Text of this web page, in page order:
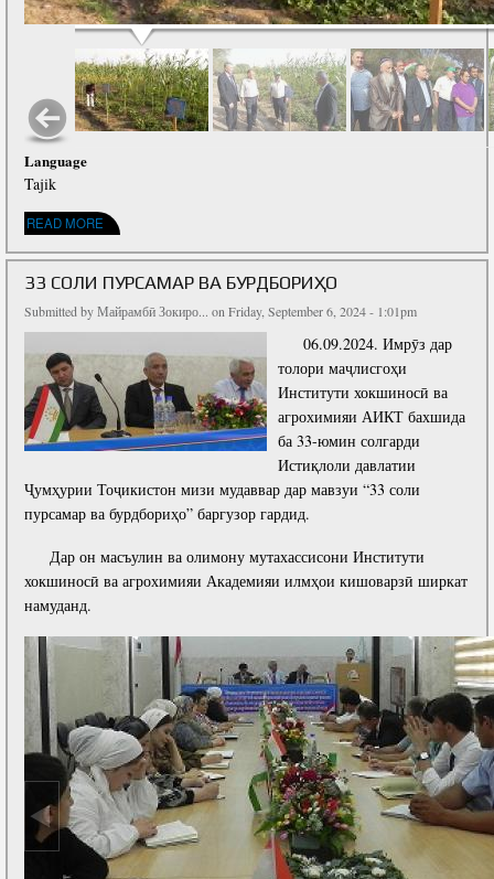
Language
Tajik
READ MORE
ABOUT ТАЪСИРИ НУРИҲОИ МИКРОБИОЛОГӢ БА ХУСУСИЯТҲОИ ХОКУ РАСТАНӢ
33 СОЛИ ПУРСАМАР ВА БУРДБОРИҲО
Submitted byМайрамбӣ Зокиро... on Friday, September 6, 2024 - 1:01pm
06.09.2024. Имрӯз дар
толори маҷлисгоҳи
Институти хокшиносӣ ва
агрохимияи АИКТ бахшида
ба 33-юмин солгарди
Истиқлоли давлатии
Ҷумҳурии Тоҷикистон мизи мудаввар дар мавзуи “33 соли
пурсамар ва бурдбориҳо” баргузор гардид.
Дар он масъулин ва олимону мутахассисони Институти
хокшиносӣ ва агрохимияи Академияи илмҳои кишоварзӣ ширкат
намуданд.